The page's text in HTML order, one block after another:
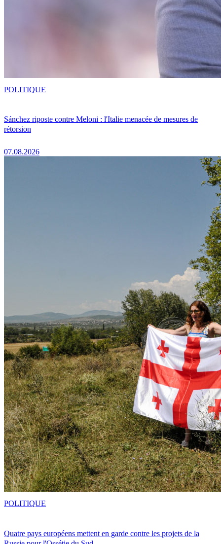
Sánchez riposte contre Meloni : l'Italie menacée de mesures de
rétorsion
07.08.2026
POLITIQUE
Quatre pays européens mettent en garde contre les projets de la
POLITIQUE